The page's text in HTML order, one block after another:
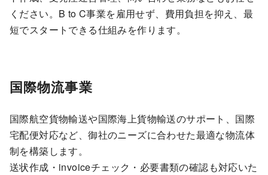
ください。B to C事業を雇用せず、費用負担を抑え、最
短でスタートできる仕組みを作ります。
国際物流事業
国際航空貨物輸送や国際海上貨物輸送のサポート、国際
宅配便対応など、御社のニーズに合わせた最適な物流体
制を構築します。
送状作成・invoiceチェック・必要書類の確認も対応いた